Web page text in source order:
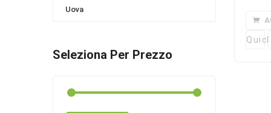
Uova
Seleziona Per Prezzo